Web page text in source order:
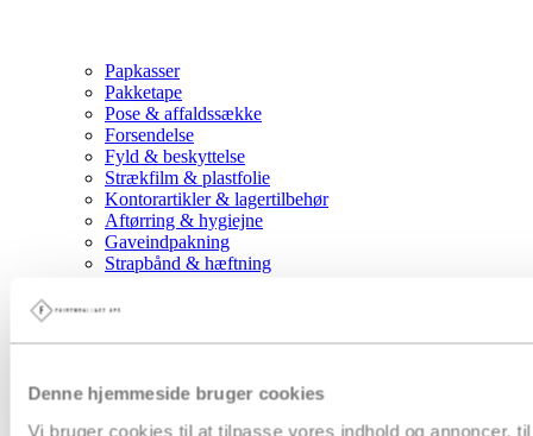
Denne hjemmeside bruger cookies
Vi bruger cookies til at tilpasse vores indhold og annoncer,
Papkasser
Pakketape
Pose & affaldssække
Forsendelse
Fyld & beskyttelse
Strækfilm & plastfolie
Kontorartikler & lagertilbehør
Aftørring & hygiejne
Gaveindpakning
Strapbånd & hæftning
Bæredygtig emballage
Special emballage
Digitale ydelse